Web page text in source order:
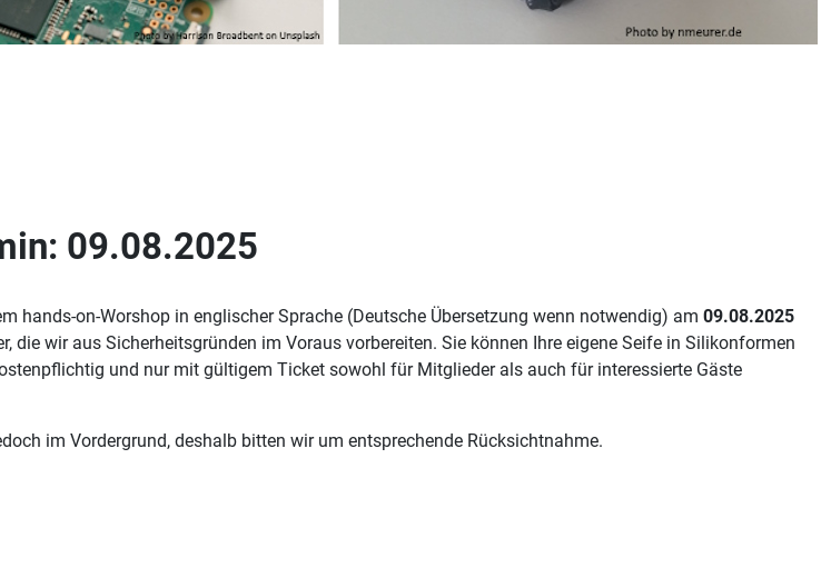
09.08.2025
hands-on-Worshop in englischer Sprache (Deutsche Übersetzung wenn notwendig) am 09.08.2025
die wir aus Sicherheitsgründen im Voraus vorbereiten. Sie können Ihre eigene Seife in Silikonformen
und nur mit gültigem Ticket sowohl für Mitglieder als auch für interessierte Gäste
im Vordergrund, deshalb bitten wir um entsprechende Rücksichtnahme.